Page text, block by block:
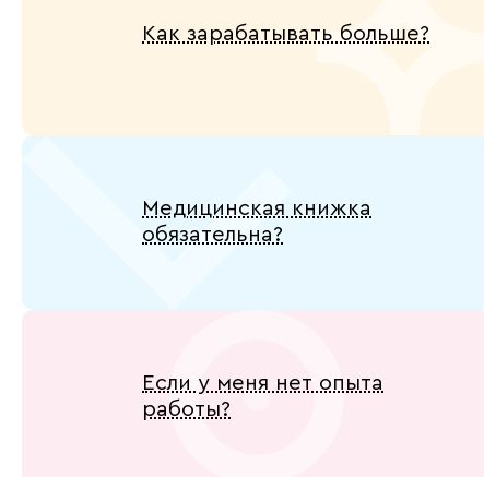
Как зарабатывать больше?
Медицинская книжка
обязательна?
Если у меня нет опыта
работы?